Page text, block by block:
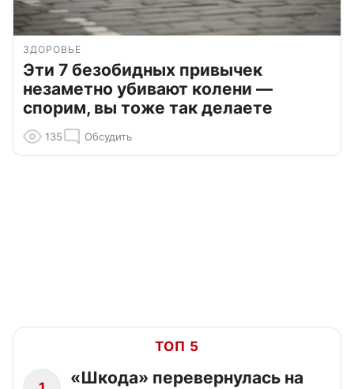
ЗДОРОВЬЕ
Эти 7 безобидных привычек
незаметно убивают колени —
спорим, вы тоже так делаете
135 Обсудить
ТОП 5
«Шкода» перевернулась на